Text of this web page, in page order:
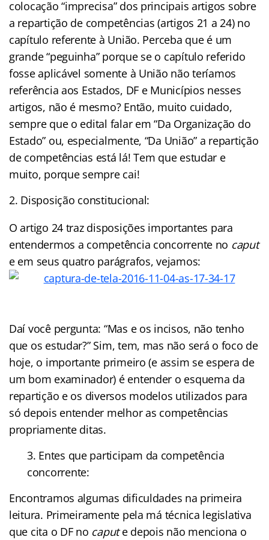
colocação “imprecisa” dos principais artigos sobre
a repartição de competências (artigos 21 a 24) no
capítulo referente à União. Perceba que é um
grande “peguinha” porque se o capítulo referido
fosse aplicável somente à União não teríamos
referência aos Estados, DF e Municípios nesses
artigos, não é mesmo? Então, muito cuidado,
sempre que o edital falar em “Da Organização do
Estado” ou, especialmente, “Da União” a repartição
de competências está lá! Tem que estudar e
muito, porque sempre cai!
Disposição constitucional:
O artigo 24 traz disposições importantes para
entendermos a competência concorrente no caput
e em seus quatro parágrafos, vejamos:
Daí você pergunta: “Mas e os incisos, não tenho
que os estudar?” Sim, tem, mas não será o foco de
hoje, o importante primeiro (e assim se espera de
um bom examinador) é entender o esquema da
repartição e os diversos modelos utilizados para
só depois entender melhor as competências
propriamente ditas.
3. Entes que participam da competência
concorrente:
Encontramos algumas dificuldades na primeira
leitura. Primeiramente pela má técnica legislativa
que cita o DF no capute depois não menciona o